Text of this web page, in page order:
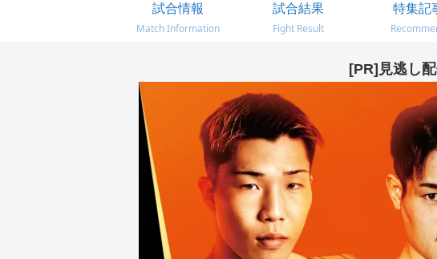
試合情報
Match Information
試合結果
Fight Result
特集記
[PR]見逃し